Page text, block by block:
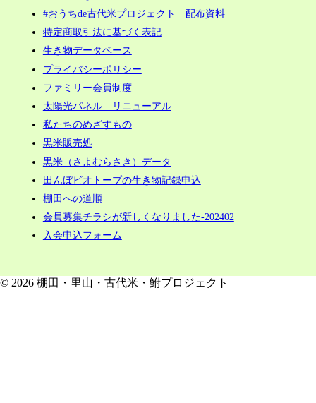
#おうちde古代米プロジェクト 配布資料
特定商取引法に基づく表記
生き物データベース
プライバシーポリシー
ファミリー会員制度
太陽光パネル リニューアル
私たちのめざすもの
黒米販売処
黒米（さよむらさき）データ
田んぼビオトープの生き物記録申込
棚田への道順
会員募集チラシが新しくなりました-202402
入会申込フォーム
© 2026 棚田・里山・古代米・鮒プロジェクト